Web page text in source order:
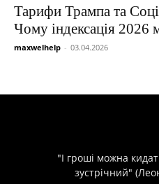
Тарифи Трампа та
Чому індексація 2026
maxwelhelp - 03.04.2026
"І гроші можна
зустрічний"